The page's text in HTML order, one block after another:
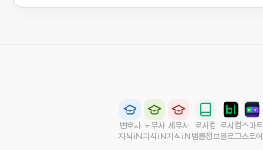
변호사
지식iN
노무사
지식iN
세무사
지식iN
로시컴
법률정보
로시컴
블로그
스마트
스토어